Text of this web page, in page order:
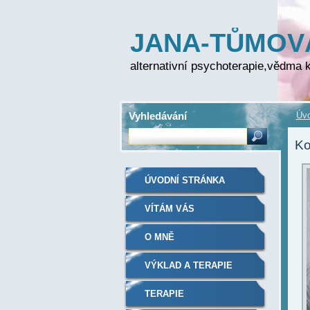
JANA-
alternativní psychoterapie,vědma
ÚVODNÍ STRÁNKA
VÍTÁM VÁS
O MNĚ
VÝKLAD A TERAPIE
TERAPIE
Vyhledávání